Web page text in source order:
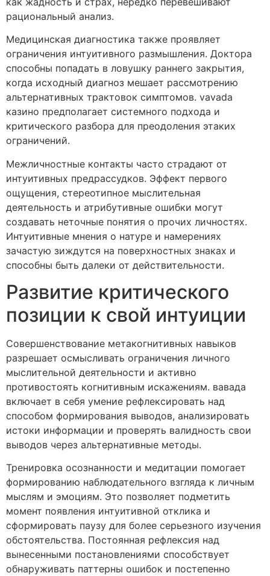
рациональный анализ.
Медицинская диагностика также проявляет
ограничения интуитивного размышления. Доктора
способны попадать в ловушку раннего закрытия,
когда исходный диагноз мешает рассмотрению
альтернативных трактовок симптомов. vavada
казино предполагает системного подхода и
критического разбора для преодоления этаких
ограничений.
Межличностные контакты часто страдают от
интуитивных предрассудков. Эффект первого
ощущения, стереотипное мыслительная
деятельность и атрибутивные ошибки могут
создавать неточные понятия о прочих личностях.
Интуитивные мнения о натуре и намерениях
зачастую зиждутся на поверхностных знаках и
способны быть далеки от действительности.
Развитие критического
позиции к свой интуиции
Совершенствование метакогнитивных навыков
разрешает осмысливать ограничения личного
мыслительной деятельности и активно
противостоять когнитивным искажениям. вавада
включает в себя умение рефлексировать над
способом формирования выводов, анализировать
истоки информации и проверять валидность свои
выводов через альтернативные методы.
Тренировка осознанности и медитации помогает
формированию наблюдательного взгляда к личным
мыслям и эмоциям. Это позволяет подметить
момент появления интуитивной отклика и
сформировать паузу для более серьезного изучения
обстоятельства. Постоянная рефлексия над
вынесенными постановлениями способствует
обнаруживать паттерны ошибок и постепенно